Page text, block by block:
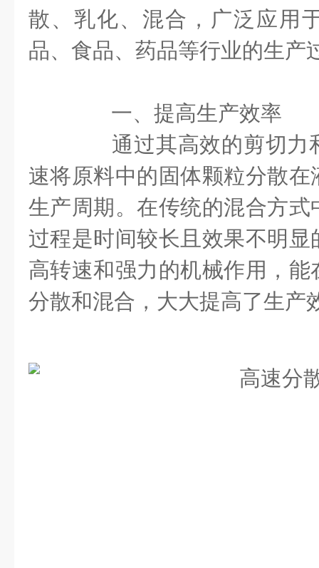
散、乳化、混合，广泛应用
品、食品、药品等行业的生产
一、提高生产效率
通过其高效的剪切力
速将原料中的固体颗粒分散
生产周期。在传统的混合方
过程是时间较长且效果不明
高转速和强力的机械作用，
分散和混合，大大提高了生产